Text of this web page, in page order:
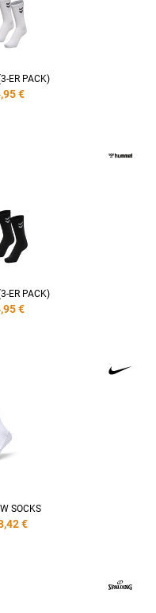
ER PACK)
€
ER PACK)
€
SOCKS
€